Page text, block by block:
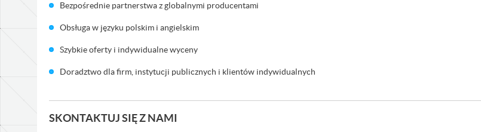
Bezpośrednie partnerstwa z globalnymi producentami
Obsługa w języku polskim i angielskim
Szybkie oferty i indywidualne wyceny
Doradztwo dla firm, instytucji publicznych i klientów indywidualnych
SKONTAKTUJ SIĘ Z NAMI